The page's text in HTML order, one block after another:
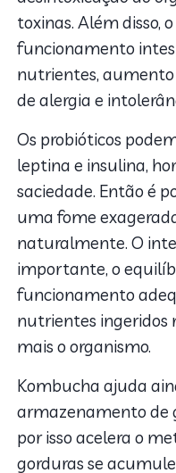
toxinas. Além disso,
funcionamento
nutrientes,
de alergia e
Os probióticos
leptina e insulina,
saciedade. Então é
uma fome
naturalmente. O
importante, o
funcionamento
nutrientes ingeridos
mais o organismo.
Kombucha ajuda
armazenamento de
por isso acelera o
gorduras se